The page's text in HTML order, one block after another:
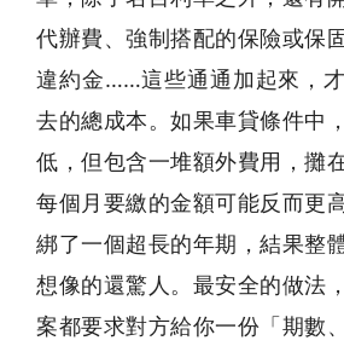
代辦費、強制搭配的保險或保
違約金……這些通通加起來，
去的總成本。如果車貸條件中
低，但包含一堆額外費用，攤
每個月要繳的金額可能反而更
綁了一個超長的年期，結果整
想像的還驚人。最安全的做法
案都要求對方給你一份「期數